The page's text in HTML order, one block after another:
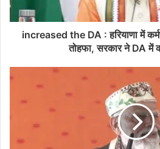
increased the DA : हरियाणा में
तोहफा, सरकार ने DA में